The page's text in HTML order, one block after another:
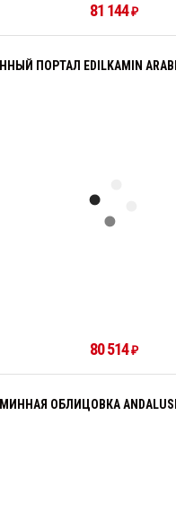
81 144₽
ПОРТАЛ EDILKAMIN
80 514₽
ОБЛИЦОВКА